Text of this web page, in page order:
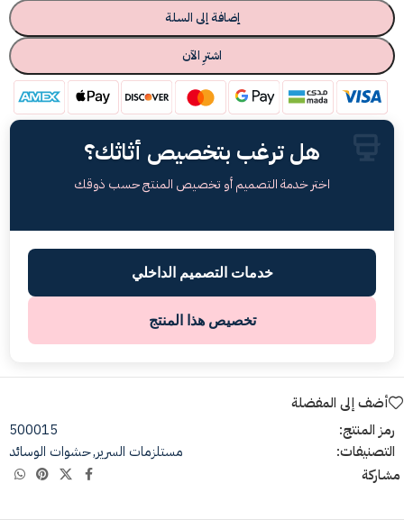
إضافة إلى السلة
اشترِ الآن
هل ترغب بتخصيص أثاثك؟
اختر خدمة التصميم أو تخصيص المنتج حسب ذوقك
خدمات التصميم الداخلي
تخصيص هذا المنتج
أضف إلى المفضلة
رمز المنتج:
500015
التصنيفات:
مستلزمات السرير,حشوات الوسائد
مشاركة